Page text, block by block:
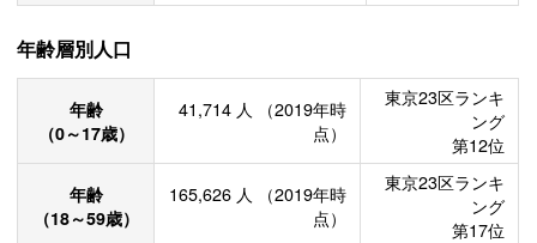
年齢層別人口
年齢
（0～17歳）
41,714 人
（2019年時
点）
東京23区ランキ
ング
第12位
年齢
（18～59歳）
165,626 人
（2019年時
点）
東京23区ランキ
ング
第17位